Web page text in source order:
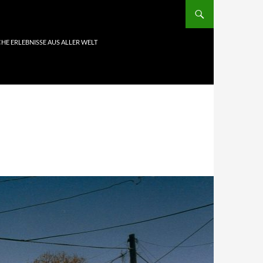
ERLEBNISSE AUS ALLER WELT